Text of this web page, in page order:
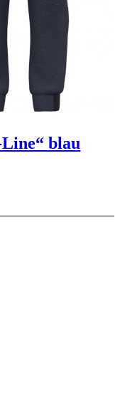
Line“ blau